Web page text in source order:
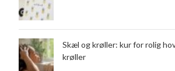
Skæl og krøller: kur for rolig
krøller